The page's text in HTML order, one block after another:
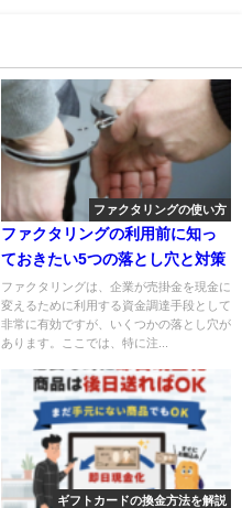
ファクタリングの使い方
ファクタリングの利用前に知っ
ておきたい5つの落とし穴と対策
ファクタリングは、企業が売掛金を現金に
変えるために利用する資金調達手段として
非常に有効ですが、いくつかの落とし穴が
あります。ここでは、特に注...
ギフトカードの換金方法を解説